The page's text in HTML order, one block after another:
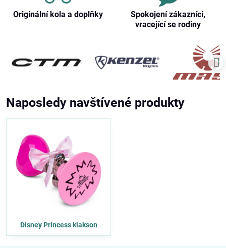
Originální kola a doplňky
Spokojení zákazníci,
vracející se rodiny
Naposledy navštívené produkty
Disney Princess klakson